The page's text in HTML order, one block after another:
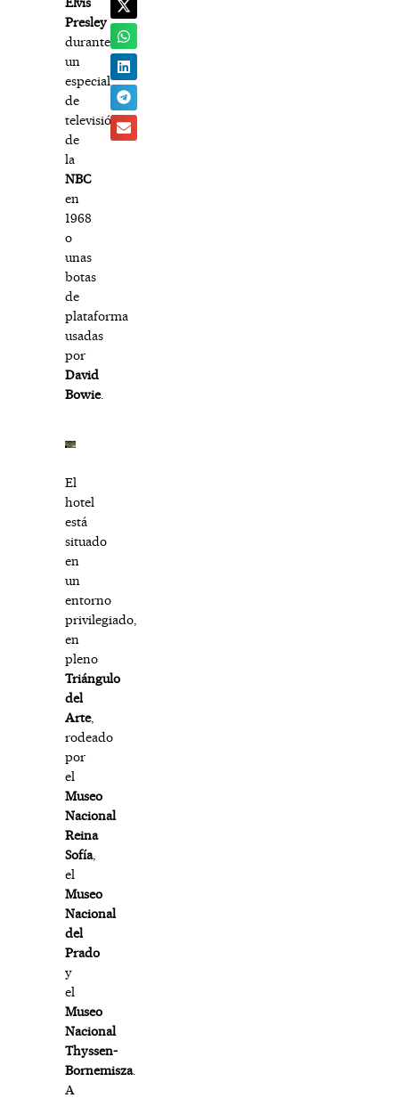
Presley
durante
un
especial
de
televisión
de
la
NBC
en
1968
o
unas
botas
de
plataforma
usadas
por
David
Bowie.
El
hotel
está
situado
en
un
entorno
privilegiado,
en
pleno
Triángulo
del
Arte,
rodeado
por
el
Museo
Nacional
Reina
Sofía,
el
Museo
Nacional
del
Prado
y
el
Museo
Nacional
Thyssen-
Bornemisza.
A